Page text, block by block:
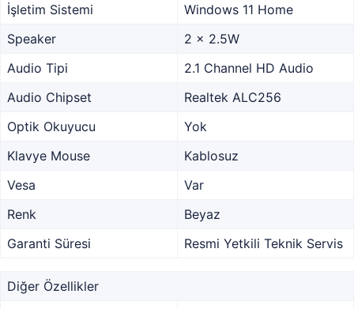
İşletim Sistemi
Windows 11 Home
Speaker
2 x 2.5W
Audio Tipi
2.1 Channel HD Audio
Audio Chipset
Realtek ALC256
Optik Okuyucu
Yok
Klavye Mouse
Kablosuz
Vesa
Var
Renk
Beyaz
Garanti Süresi
Resmi Yetkili Teknik Servis
Diğer Özellikler